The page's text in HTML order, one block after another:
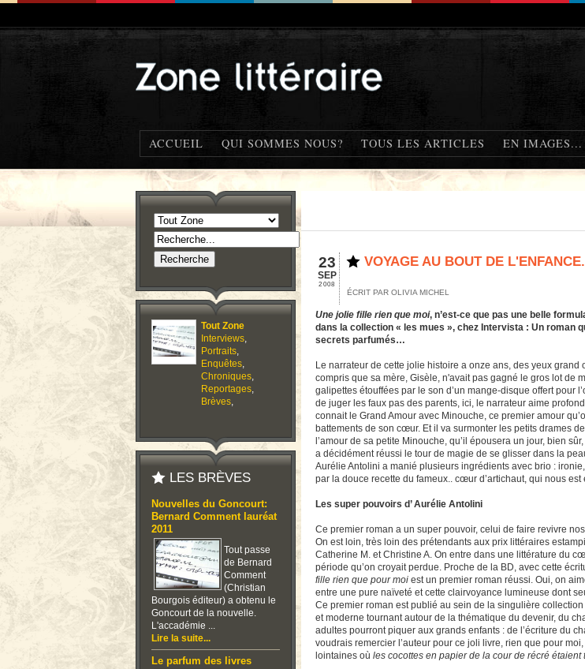
ACCUEIL QUI SOMMES NOUS? TOUS LES ARTICLES EN IMAGES...
Tout Zone
Interviews,
Portraits,
Enquêtes,
Chroniques,
Reportages,
Brèves,
LES BRÈVES
Nouvelles du Goncourt:
Bernard Comment lauréat
2011
Tout passe
de Bernard
Comment
(Christian
Bourgois éditeur) a obtenu le
Goncourt de la nouvelle.
L'accadémie ...
Lire la suite...
Le parfum des livres
23
SEP
2008
VOYAGE AU BOUT DE
ÉCRIT PAR OLIVIA MICHEL
Une jolie fille rien que moi, n’est-ce que pas une belle
dans la collection « les mues », chez Intervista : Un roman
secrets parfumés…
Le narrateur de cette jolie histoire a onze ans, des yeux
compris que sa mère, Gisèle, n'avait pas gagné le gros lot de
galipettes étouffées par le son d’un mange-disque offert pour
de juger les faux pas des parents, ici, le narrateur aime
connait le Grand Amour avec Minouche, ce premier amour
battements de son cœur. Et il va surmonter les petits drames
l’amour de sa petite Minouche, qu’il épousera un jour, bien
a décidément réussi le tour de magie de se glisser dans la
Aurélie Antolini a manié plusieurs ingrédients avec brio :
par la douce recette du fameux.. cœur d’artichaut, qui nous
Les super pouvoirs d’ Aurélie Antolini
Ce premier roman a un super pouvoir, celui de faire revivre
On est loin, très loin des prétendants aux prix littéraires
Catherine M. et Christine A. On entre dans une littérature du
période qu’on croyait perdue. Proche de la BD, avec cette
fille rien que pour moi est un premier roman réussi. Oui, on
entre une pure naïveté et cette clairvoyance lumineuse dont
Ce premier roman est publié au sein de la singulière collection
et moderne tournant autour de la thématique du devenir, du
adultes pourront piquer aux grands enfants : de l’écriture du
voudrais remercier l’auteur pour ce joli livre, rien que pour
lointaines où les cocottes en papier de la cour de récré